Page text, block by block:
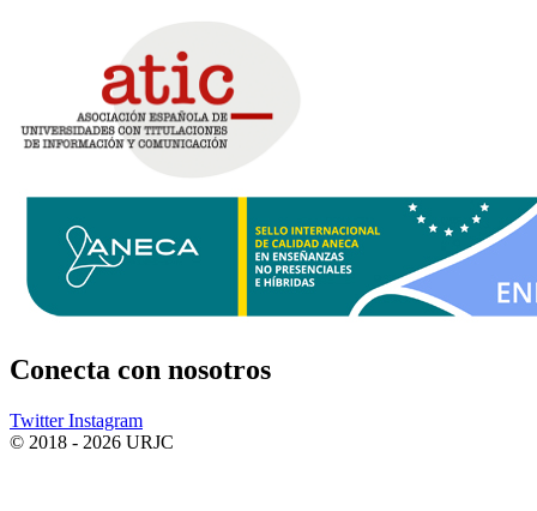
Conecta con nosotros
Twitter Instagram
© 2018 - 2026 URJC